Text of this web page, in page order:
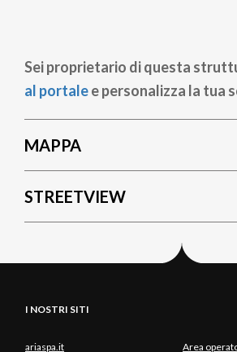
Sei proprietario di questa
al portalee personalizza la tua
MAPPA
STREETVIEW
I NOSTRI SITI
ariaspa.it Area